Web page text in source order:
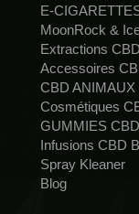
E-
MoonRock &
Extractions CBD
Accessoires
CBD ANIMAUX
Cosmétiques
GUMMIES CBD
Infusions CBD
Spray Kleaner
Blog